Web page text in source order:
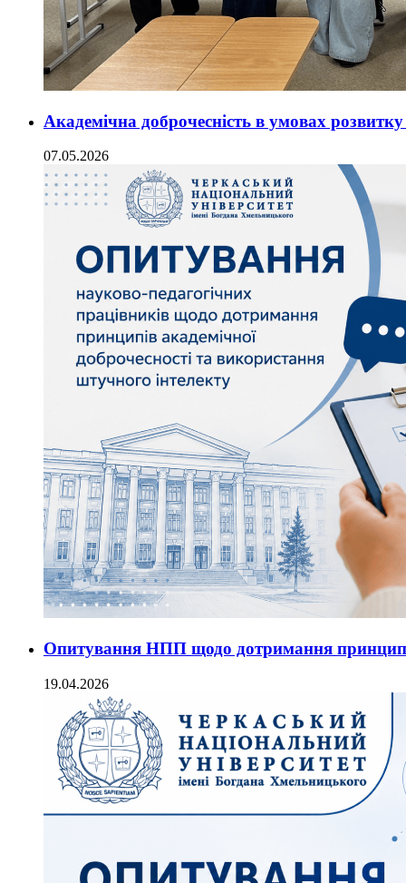
Академічна доброчесність в умовах
07.05.2026
Опитування НПП щодо дотримання принципів
19.04.2026